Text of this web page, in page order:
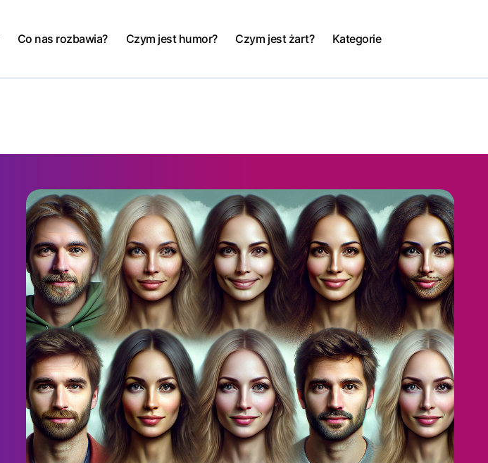
Co nas rozbawia? Czym jest humor? Czym jest żart? Kategorie